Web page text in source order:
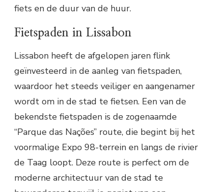
fiets en de duur van de huur.
Fietspaden in Lissabon
Lissabon heeft de afgelopen jaren flink
geïnvesteerd in de aanleg van fietspaden,
waardoor het steeds veiliger en aangenamer
wordt om in de stad te fietsen. Een van de
bekendste fietspaden is de zogenaamde
“Parque das Nações” route, die begint bij het
voormalige Expo 98-terrein en langs de rivier
de Taag loopt. Deze route is perfect om de
moderne architectuur van de stad te